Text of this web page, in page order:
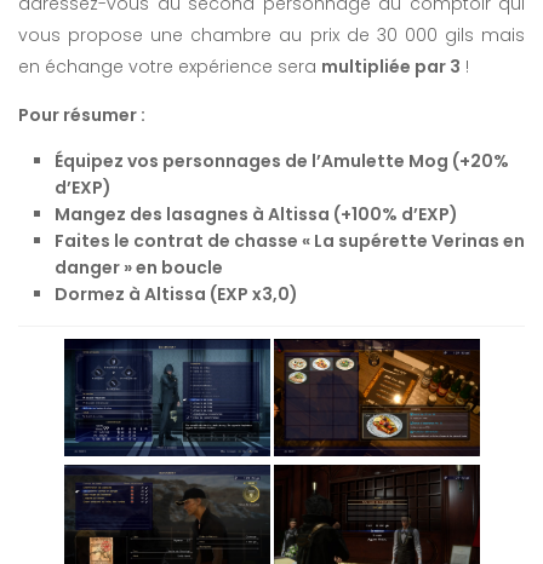
vous propose une chambre au prix de 30 000 gils mais
en échange votre expérience sera multipliée par 3 !
Pour résumer :
Équipez vos personnages de l’Amulette Mog (+20%
d’EXP)
Mangez des lasagnes à Altissa (+100% d’EXP)
Faites le contrat de chasse « La supérette Verinas en
danger » en boucle
Dormez à Altissa (EXP x3,0)